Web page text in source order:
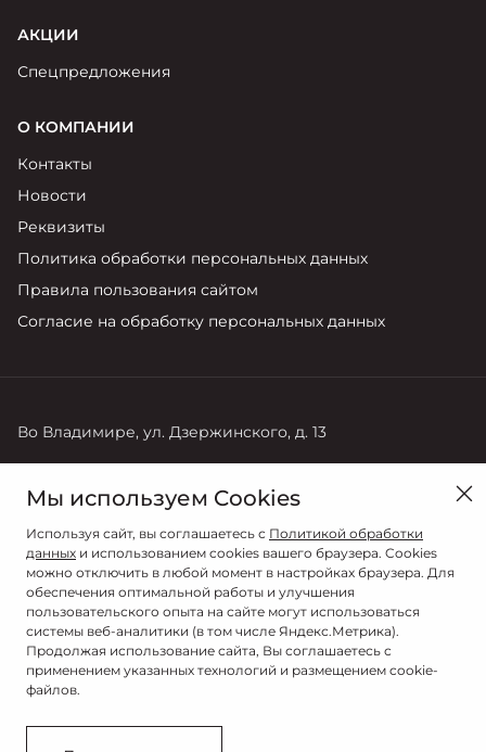
АКЦИИ
Спецпредложения
О КОМПАНИИ
Контакты
Новости
Реквизиты
Политика обработки персональных данных
Правила пользования сайтом
Согласие на обработку персональных данных
Во Владимире, ул. Дзержинского, д. 13
+7 (4922) 22-10-68
© 2026
© ИНАВТОСЕРВИС
Мы используем Cookies
Используя сайт, вы соглашаетесь с Политикой обработки
данных и использованием cookies вашего браузера. Cookies
можно отключить в любой момент в настройках браузера. Для
обеспечения оптимальной работы и улучшения
пользовательского опыта на сайте могут использоваться
системы веб-аналитики (в том числе Яндекс.Метрика).
Продолжая использование сайта, Вы соглашаетесь с
применением указанных технологий и размещением cookie-
файлов.